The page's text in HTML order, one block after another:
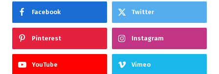
Facebook Twitter
Pinterest Instagram
YouTube Vimeo